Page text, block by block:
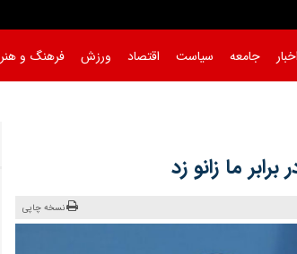
جامعه سیاست اقتصاد ورزش فرهنگ و هنر
ما زانو زد
نسخه چاپی